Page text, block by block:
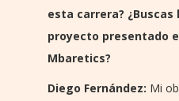
esta carrera?
proyecto presentado
Mbaretics?
Diego Fernández: Mi